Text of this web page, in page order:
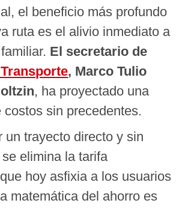
el beneficio más profundo
ruta es el alivio inmediato a
El secretario de
, Marco Tulio
, ha proyectado una
costos sin precedentes.
un trayecto directo y sin
elimina la tarifa
hoy asfixia a los usuarios
matemática del ahorro es